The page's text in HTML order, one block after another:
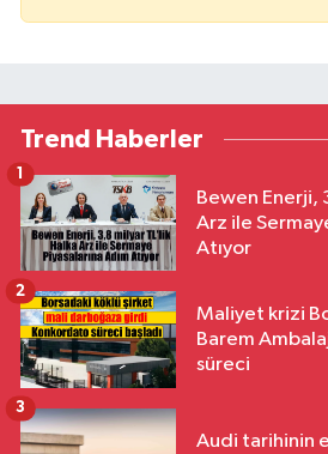
Trend Haberler
Bewen Enerji,
Arz ile
Atıyor
1
Maliyet krizi
Barem
süreci
2
Audi tarihinin
3